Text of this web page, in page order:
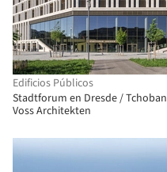
Edificios Públicos
Stadtforum en Dresde / Tchoban
Voss Architekten